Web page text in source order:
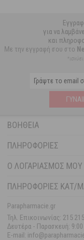
για να
και
Με την εγγραφή σου στο
ΒΟΉΘΕΙΑ
ΠΛΗΡΟΦΟΡΊΕΣ
Ο ΛΟΓΑΡΙΑΣΜΌΣ ΜΟΥ
ΠΛΗΡΟΦΟΡΙΕΣ ΚΑΤ/
Parapharmacie.gr
Τηλ. Επικοινωνίας: 215
Δευτέρα - Παρασκευή:
E-mail: